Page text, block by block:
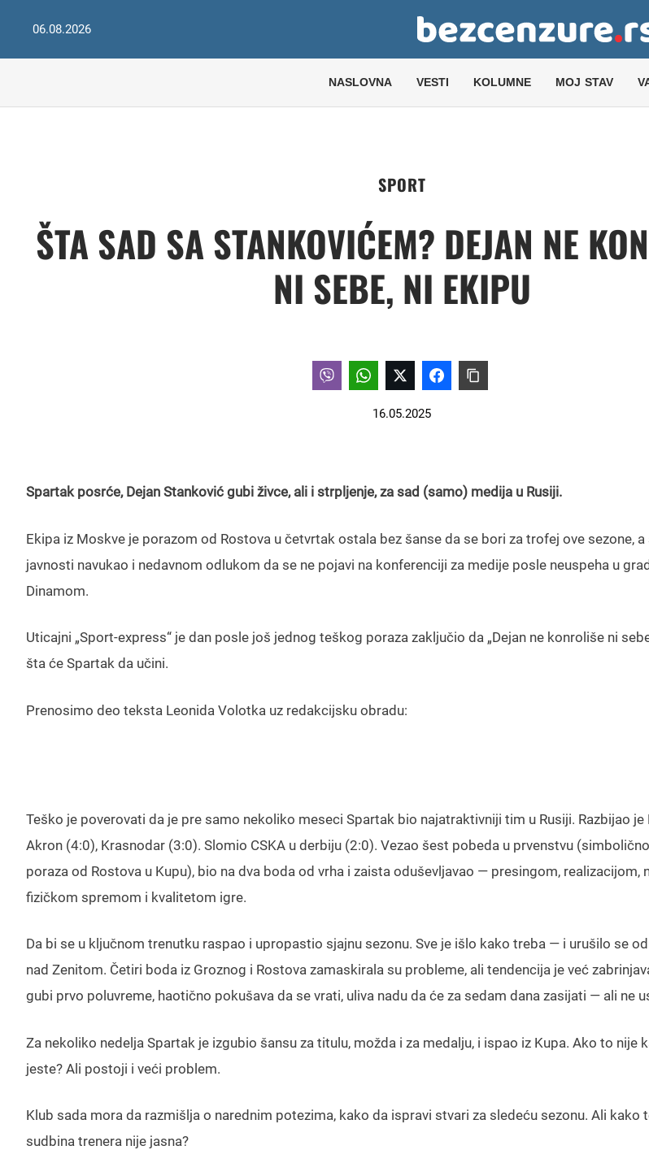
06.08.2026
NASLOVNA VESTI KOLUMNE MOJ STAV
SPORT
ŠTA SAD SA STANKOVIĆEM? DEJAN NE
NI SEBE, NI EKIPU
16.05.2025
Spartak posrće, Dejan Stanković gubi živce, ali i strpljenje, za sad (samo) medija u Rusiji.
Ekipa iz Moskve je porazom od Rostova u četvrtak ostala bez šanse da se bori za trofej ove sezone,
javnosti navukao i nedavnom odlukom da se ne pojavi na konferenciji za medije posle neuspeha u
Dinamom.
Uticajni „Sport-express“ je dan posle još jednog teškog poraza zaključio da „Dejan ne konroliše ni
šta će Spartak da učini.
Prenosimo deo teksta Leonida Volotka uz redakcijsku obradu:
Teško je poverovati da je pre samo nekoliko meseci Spartak bio najatraktivniji tim u Rusiji. Razbijao
Akron (4:0), Krasnodar (3:0). Slomio CSKA u derbiju (2:0). Vezao šest pobeda u prvenstvu
poraza od Rostova u Kupu), bio na dva boda od vrha i zaista oduševljavao — presingom, realizacijom,
fizičkom spremom i kvalitetom igre.
Da bi se u ključnom trenutku raspao i upropastio sjajnu sezonu. Sve je išlo kako treba — i urušilo se
nad Zenitom. Četiri boda iz Groznog i Rostova zamaskirala su probleme, ali tendencija je već
gubi prvo poluvreme, haotično pokušava da se vrati, uliva nadu da će za sedam dana zasijati — ali ne
Za nekoliko nedelja Spartak je izgubio šansu za titulu, možda i za medalju, i ispao iz Kupa. Ako to nije
jeste? Ali postoji i veći problem.
Klub sada mora da razmišlja o narednim potezima, kako da ispravi stvari za sledeću sezonu. Ali kako
sudbina trenera nije jasna?